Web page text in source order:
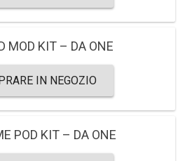
MOD KIT – DA ONE
IN NEGOZIO
POD KIT – DA ONE